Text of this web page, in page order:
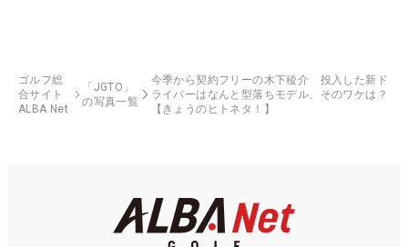
ゴルフ総
合サイト
ALBA Net
「JGTO」
の写真一覧
今季から契約フリーの木下稜介 投入した新ド
ライバーはなんと型落ちモデル、そのワケは？
【きょうのヒトネタ！】